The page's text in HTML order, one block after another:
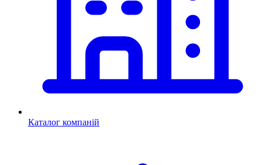
Каталог компаній